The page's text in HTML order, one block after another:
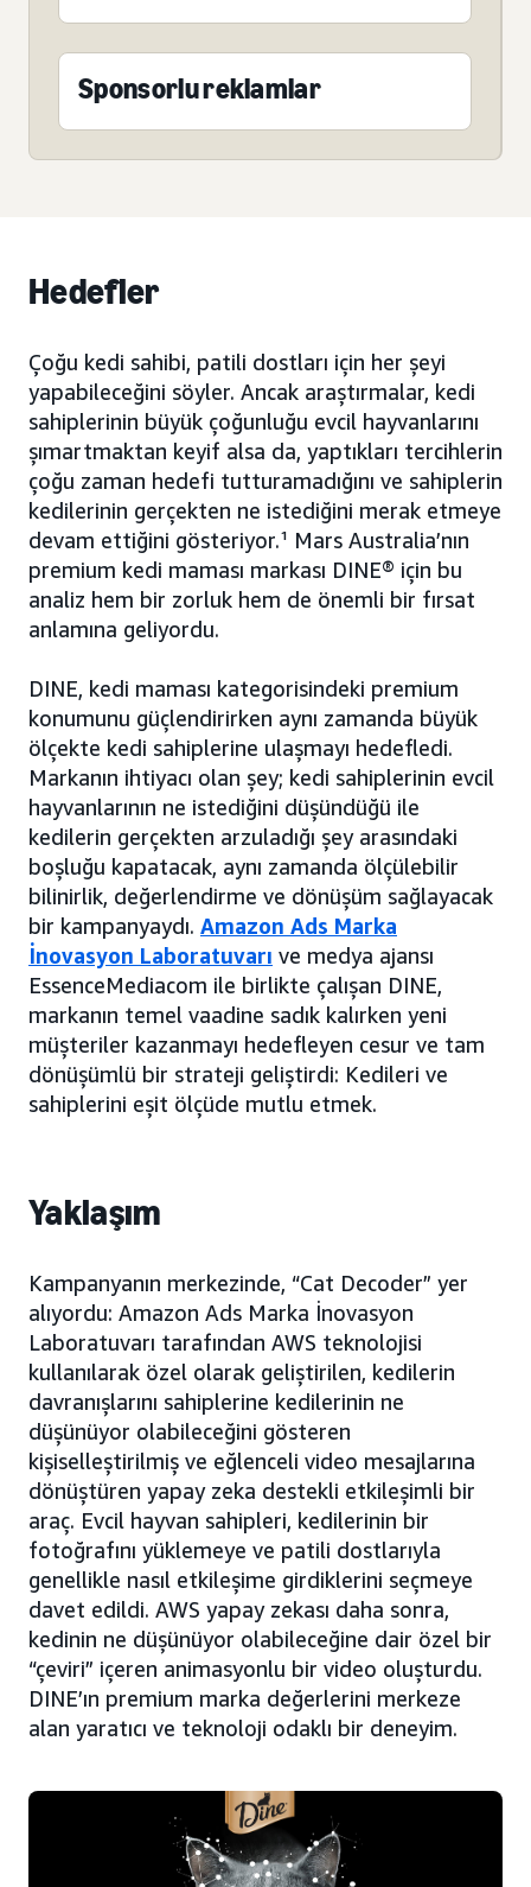
Sponsorlu reklamlar
Hedefler
Çoğu kedi sahibi, patili dostları için her şeyi
yapabileceğini söyler. Ancak araştırmalar, kedi
sahiplerinin büyük çoğunluğu evcil hayvanlarını
şımartmaktan keyif alsa da, yaptıkları tercihlerin
çoğu zaman hedefi tutturamadığını ve sahiplerin
kedilerinin gerçekten ne istediğini merak etmeye
devam ettiğini gösteriyor.¹ Mars Australia’nın
premium kedi maması markası DINE® için bu
analiz hem bir zorluk hem de önemli bir fırsat
anlamına geliyordu.
DINE, kedi maması kategorisindeki premium
konumunu güçlendirirken aynı zamanda büyük
ölçekte kedi sahiplerine ulaşmayı hedefledi.
Markanın ihtiyacı olan şey; kedi sahiplerinin evcil
hayvanlarının ne istediğini düşündüğü ile
kedilerin gerçekten arzuladığı şey arasındaki
boşluğu kapatacak, aynı zamanda ölçülebilir
bilinirlik, değerlendirme ve dönüşüm sağlayacak
bir kampanyaydı. Amazon Ads Marka
İnovasyon Laboratuvarı ve medya ajansı
EssenceMediacom ile birlikte çalışan DINE,
markanın temel vaadine sadık kalırken yeni
müşteriler kazanmayı hedefleyen cesur ve tam
dönüşümlü bir strateji geliştirdi: Kedileri ve
sahiplerini eşit ölçüde mutlu etmek.
Yaklaşım
Kampanyanın merkezinde, “Cat Decoder” yer
alıyordu: Amazon Ads Marka İnovasyon
Laboratuvarı tarafından AWS teknolojisi
kullanılarak özel olarak geliştirilen, kedilerin
davranışlarını sahiplerine kedilerinin ne
düşünüyor olabileceğini gösteren
kişiselleştirilmiş ve eğlenceli video mesajlarına
dönüştüren yapay zeka destekli etkileşimli bir
araç. Evcil hayvan sahipleri, kedilerinin bir
fotoğrafını yüklemeye ve patili dostlarıyla
genellikle nasıl etkileşime girdiklerini seçmeye
davet edildi. AWS yapay zekası daha sonra,
kedinin ne düşünüyor olabileceğine dair özel bir
“çeviri” içeren animasyonlu bir video oluşturdu.
DINE’ın premium marka değerlerini merkeze
alan yaratıcı ve teknoloji odaklı bir deneyim.